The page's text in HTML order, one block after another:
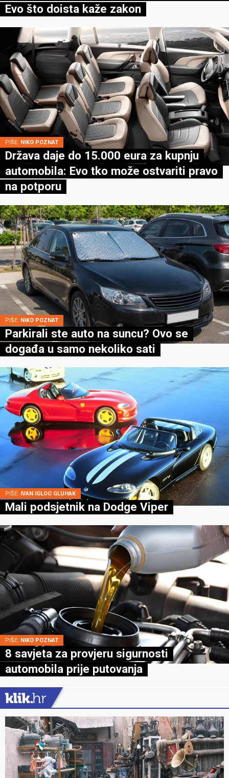
Evo što doista kaže zakon
PIŠE: NIKO POZNAT
Država daje do 15.000 eura za kupnju
automobila: Evo tko može ostvariti pravo
na potporu
PIŠE: NIKO POZNAT
Parkirali ste auto na suncu? Ovo se
događa u samo nekoliko sati
PIŠE: IVAN IGLOO GLUHAK
Mali podsjetnik na Dodge Viper
PIŠE: NIKO POZNAT
8 savjeta za provjeru sigurnosti
automobila prije putovanja